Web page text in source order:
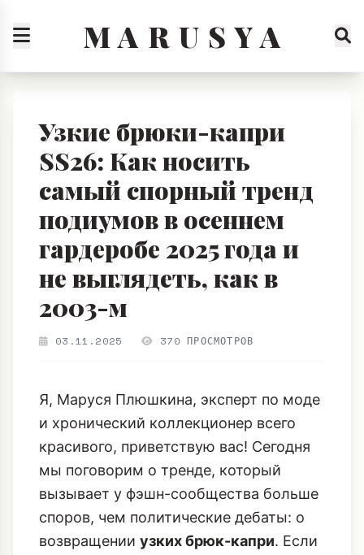
M A R U S Y A
Узкие брюки-капри
SS26: Как носить
самый спорный тренд
подиумов в осеннем
гардеробе 2025 года и
не выглядеть, как в
2003-м
03.11.2025 370 ПРОСМОТРОВ
Я, Маруся Плюшкина, эксперт по моде
и хронический коллекционер всего
красивого, приветствую вас! Сегодня
мы поговорим о тренде, который
вызывает у фэшн-сообщества больше
споров, чем политические дебаты: о
возвращении узких брюк-капри. Если